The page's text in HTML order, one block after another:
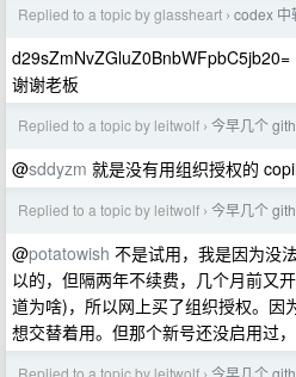
Replied to a topic by glassheart › codex 中
d29sZmNvZGluZ0BnbWFpbC5jb20=
谢谢老板
Replied to a topic by leitwolf › 今早几个
@sddyzm 就是没有用组织授权的
Replied to a topic by leitwolf › 今早几个
@potatowish 不是试用，我是因为没
以的，但隔两年不续费，几个月前又
道为啥)，所以网上买了组织授权。因
想交替着用。但那个新号还没启用过，
Replied to a topic by leitwolf 今早几个